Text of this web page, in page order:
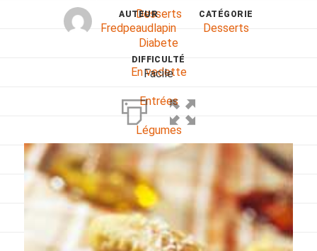
Desserts
Diabete
En vedette
Entrées
Légumes
Pains
Plats
Poissons, coquillages, crustacés
Régime
AUTEUR
Fredpeaudlapin
CATÉGORIE
Desserts
DIFFICULTÉ
Facile